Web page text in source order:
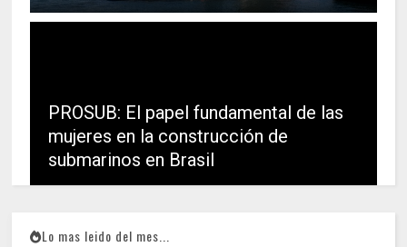
PROSUB: El papel fundamental de las
mujeres en la construcción de
submarinos en Brasil
Lo mas leido del mes...